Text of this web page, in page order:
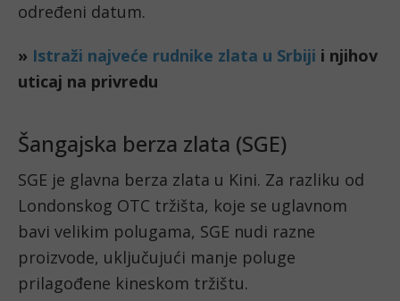
određeni datum.
Šangajska berza zlata (SGE)
SGE je glavna berza zlata u Kini. Za razliku od
Londonskog OTC tržišta, koje se uglavnom
bavi velikim polugama, SGE nudi razne
proizvode, uključujući manje poluge
prilagođene kineskom tržištu.